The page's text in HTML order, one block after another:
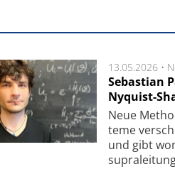
13.05.2026 •
Sebastian
Nyquist-
Neue
te­me
und gibt